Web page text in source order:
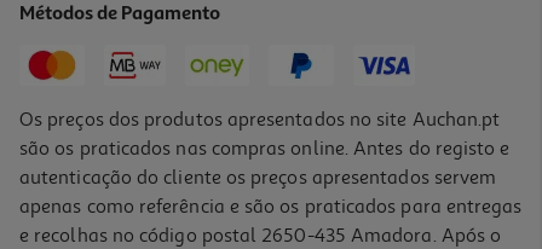
Métodos de Pagamento
Os preços dos produtos apresentados no site Auchan.pt
são os praticados nas compras online. Antes do registo e
autenticação do cliente os preços apresentados servem
apenas como referência e são os praticados para entregas
e recolhas no código postal 2650-435 Amadora. Após o